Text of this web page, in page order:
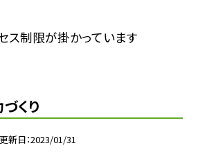
ス制限が掛かっています
くり
更新日 2023/01/31